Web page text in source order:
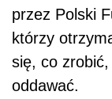
przez Polski
którzy
się, co
oddawać.